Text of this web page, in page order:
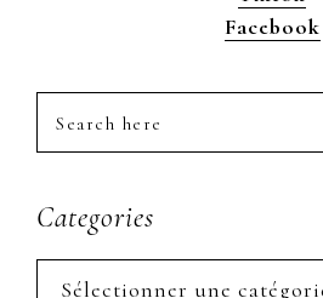
Facebook
Categories